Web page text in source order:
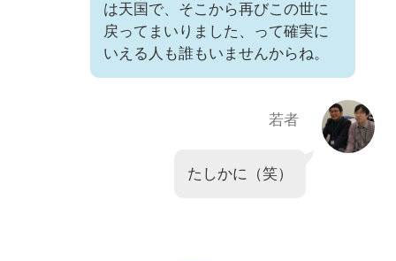
は天国で、そこから再びこの世に
戻ってまいりました、って確実に
いえる人も誰もいませんからね。
若者
たしかに（笑）